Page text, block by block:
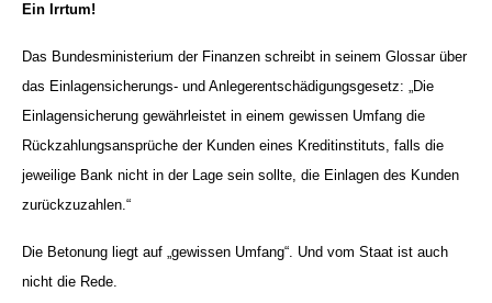
Ein Irrtum!
Das Bundesministerium der Finanzen schreibt in seinem Glossar über
das Einlagensicherungs- und Anlegerentschädigungsgesetz: „Die
Einlagensicherung gewährleistet in einem gewissen Umfang die
Rückzahlungsansprüche der Kunden eines Kreditinstituts, falls die
jeweilige Bank nicht in der Lage sein sollte, die Einlagen des Kunden
zurückzuzahlen.“
Die Betonung liegt auf „gewissen Umfang“. Und vom Staat ist auch
nicht die Rede.